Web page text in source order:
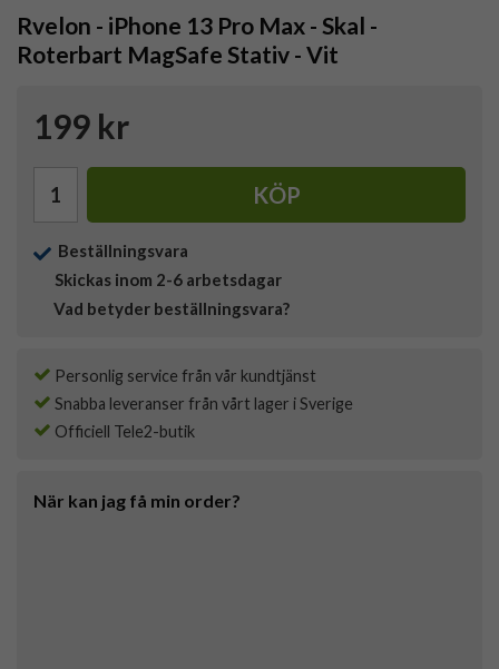
Rvelon - iPhone 13 Pro Max - Skal -
Roterbart MagSafe Stativ - Vit
199 kr
KÖP
Beställningsvara
Skickas inom 2-6 arbetsdagar
Vad betyder beställningsvara?
Personlig service från vår kundtjänst
Snabba leveranser från vårt lager i Sverige
Officiell Tele2-butik
När kan jag få min order?